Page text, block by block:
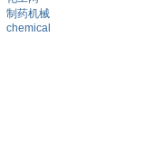
制药机械
chemical